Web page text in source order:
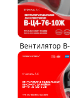
Вентилятор